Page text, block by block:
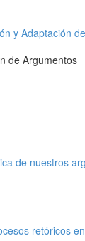
y Adaptación
de Argumentos
de nuestros
retóricos